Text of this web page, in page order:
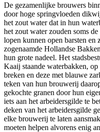
De gezamenlijke brouwers
door hoge springvloeden
het zout water dat in hun
het zout water zouden soms
lopen kunnen open barsten en
zogenaamde Hollandse
hun grote nadeel. Het
Kaaij staande waterbakken,
breken en deze met blauwe
teken van hun brouwerij
gekochte granen door hun
iets aan het arbeidersgilde te
deken van het arbeidersgilde
elke brouwerij te laten
moeten helpen alvorens enig